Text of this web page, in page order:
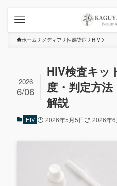
ホーム メディア 性感染症 HIV
HIV検査キッ
度・判定方
解説
2026
6/06
HIV 2026年5月5日 2026年6